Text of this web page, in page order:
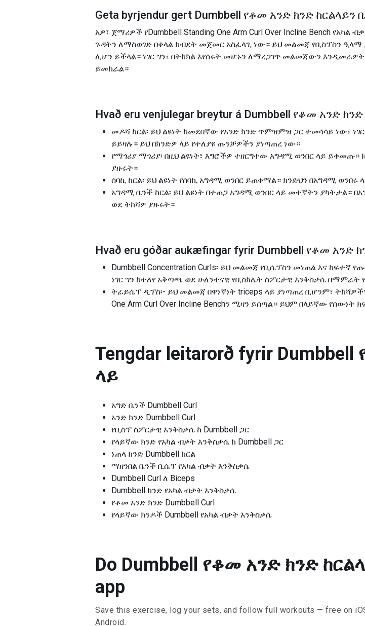
Geta byrjendur gert Dumbbell የቆመ አንድ ክንድ ከርልላይን
አዎ፣ ጀማሪዎች የDumbbell Standing One Arm Curl Over Incline Bench
ጉዳትን ለማስወገድ በቀላል ክብደት መጀመር አስፈላጊ ነው። ይህ መልመጃ የቢስፕስን
ሊሆን ይችላል። ነገር ግን፣ በትክክል እየሰሩት መሆኑን ለማረጋገጥ መልመጃውን
ይመከራል።
Hvað eru venjulegar breytur á Dumbbell የቆመ አንድ
መዶሻ ከርል፡ ይህ ልዩነት ከመደበኛው የአንድ ክንድ ጥምዝምዝ ጋር ተመሳሳይ ነው፣
ይይዛሉ። ይህ በክንድዎ ላይ የተለያዩ ጡንቻዎችን ያነጣጠረ ነው።
የማጎሪያ ማጎሪያ፡ በዚህ ልዩነት፣ እግሮችዎ ተዘርግተው አግዳሚ ወንበር ላይ
ያዙሩት።
ሰባኪ ከርል፡ ይህ ልዩነት የሰባኪ አግዳሚ ወንበር ይጠቀማል። ክንድህን በአግዳሚ
አግዳሚ ቤንች ከርል፡ ይህ ልዩነት በተጠጋ አግዳሚ ወንበር ላይ መተኛትን ያካትታል።
ወደ ትከሻዎ ያዙሩት።
Hvað eru góðar aukæfingar fyrir Dumbbell የቆመ አንድ
Dumbbell Concentration Curls፡ ይህ መልመጃ የቢሴፕስን መነጠል እና
ነገር ግን ከተለየ አቅጣጫ ወደ ሁለንተናዊ የቢስክሌት ስፖርታዊ እንቅስቃሴ በማምራት
ትራይሴፕ ዲፕስ፡- ይህ መልመጃ በዋነኛነት triceps ላይ ያነጣጠረ ቢሆንም፣
One Arm Curl Over Incline Benchን ሚዛን ይሰጣል። ይህም በላይኛው
Tengdar leitarorð fyrir
ላይ
አግድ ቤንች Dumbbell Curl
አንድ ክንድ Dumbbell Curl
የቢስፕ ስፖርታዊ እንቅስቃሴ ከ Dumbbell ጋር
የላይኛው ክንድ የአካል ብቃት እንቅስቃሴ ከ Dumbbell ጋር
ነጠላ ክንድ Dumbbell ከርል
ማዘንበል ቤንች ቢሴፕ የአካል ብቃት እንቅስቃሴ
Dumbbell Curl ለ Biceps
Dumbbell ክንድ የአካል ብቃት እንቅስቃሴ
የቆመ አንድ ክንድ Dumbbell Curl
የላይኛው ክንዶች Dumbbell የአካል ብቃት እንቅስቃሴ
Do Dumbbell የቆመ አንድ ክንድ
app
Save this exercise, log your sets, and follow full workouts — free on
Android.